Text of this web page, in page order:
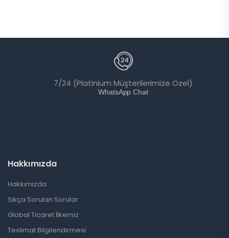
7/24 (Platinium Müşterilerimize Özel)
WhatsApp Chat
Hakkımızda
Hakkımızda
Sıkça Sorulan Sorular
Global Ticaret İlkemiz
Teslimat Bilgilendirmesi